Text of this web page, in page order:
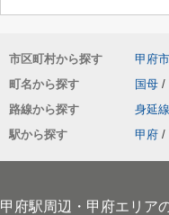
市区町村から探す 甲府市
町名から探す
国母 /
路線から探す
身延線
駅から探す
甲府 /
甲府駅周辺・甲府エリア